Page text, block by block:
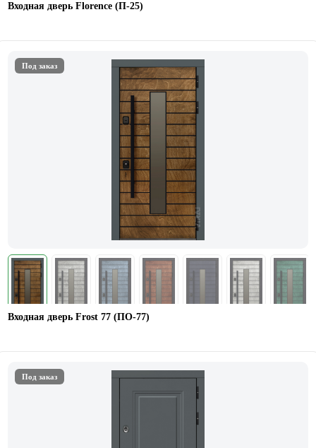
Входная дверь Florence (П-25)
Под заказ
Входная дверь Frost 77 (ПО-77)
Под заказ